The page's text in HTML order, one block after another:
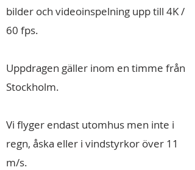
bilder och videoinspelning upp till 4K /
60 fps.
Uppdragen gäller inom en timme från
Stockholm.
Vi flyger endast utomhus men inte i
regn, åska eller i vindstyrkor över 11
m/s.